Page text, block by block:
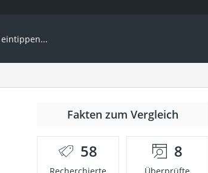
Fakten zum Vergleich
58 8